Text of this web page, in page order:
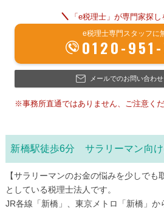
「e税理士」が専門家探し
e税理士専門スタッフに
0120-951-
メールでのお問い合わ
※事務所直通ではありません、ご注意くだ
新橋駅徒歩6分 サラリーマン向け
【サラリーマンのお金の悩みを少しでも
としている税理士法人です。
JR各線「新橋」、東京メトロ「新橋」か